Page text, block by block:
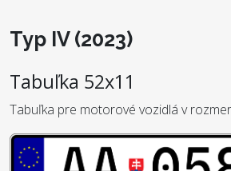
Typ IV (2023)
Tabuľka 52x11
Tabuľka pre motorové vozidlá v